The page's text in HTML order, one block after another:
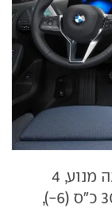
ה-135M הבכירה עושה שימוש באותה מנוע, 4
צילינדרים בנפח 2.0 ליטר המפיק 300 כ"ס (6-),